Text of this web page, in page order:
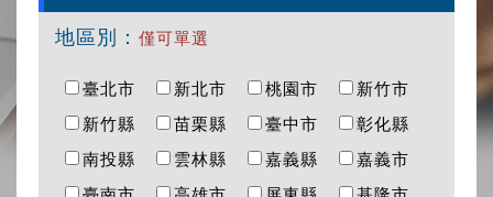
地區別： 僅可單選
臺北市 新北市 桃園市
新竹市
新竹縣
苗栗縣 臺中市
彰化縣
南投縣
雲林縣 嘉義縣
嘉義市